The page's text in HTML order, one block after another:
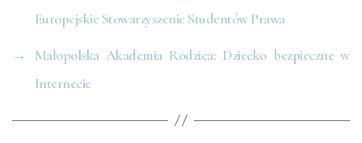
Europejskie Stowarzyszenie Studentów Prawa
→
Małopolska Akademia Rodzica: Dziecko bezpieczne w
Internecie